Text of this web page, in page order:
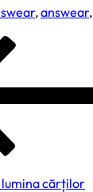
,answear,
lumina cārților